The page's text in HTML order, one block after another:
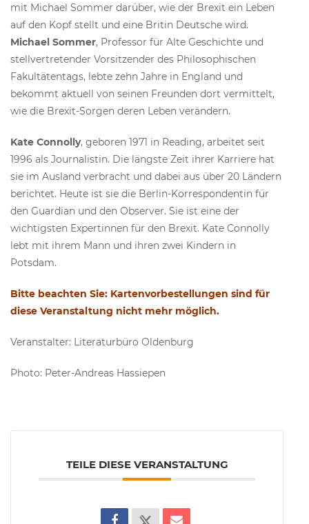
mit Michael Sommer darüber, wie der Brexit ein Leben
auf den Kopf stellt und eine Britin Deutsche wird.
Michael Sommer, Professor für Alte Geschichte und
stellvertretender Vorsitzender des Philosophischen
Fakultätentags, lebte zehn Jahre in England und
bekommt aktuell von seinen Freunden dort vermittelt,
wie die Brexit-Sorgen deren Leben verändern.
Kate Connolly, geboren 1971 in Reading, arbeitet seit
1996 als Journalistin. Die längste Zeit ihrer Karriere hat
sie im Ausland verbracht und dabei aus über 20 Ländern
berichtet. Heute ist sie die Berlin-Korrespondentin für
den Guardian und den Observer. Sie ist eine der
wichtigsten Expertinnen für den Brexit. Kate Connolly
lebt mit ihrem Mann und ihren zwei Kindern in
Potsdam.
Bitte beachten Sie: Kartenvorbestellungen sind für
diese Veranstaltung nicht mehr möglich.
Veranstalter: Literaturbüro Oldenburg
Photo: Peter-Andreas Hassiepen
TEILE DIESE VERANSTALTUNG